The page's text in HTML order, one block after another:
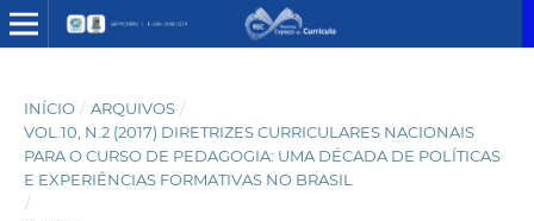
INÍCIO / ARQUIVOS /
VOL.10, N.2 (2017) DIRETRIZES CURRICULARES NACIONAIS
PARA O CURSO DE PEDAGOGIA: UMA DÉCADA DE POLÍTICAS
E EXPERIÊNCIAS FORMATIVAS NO BRASIL
/